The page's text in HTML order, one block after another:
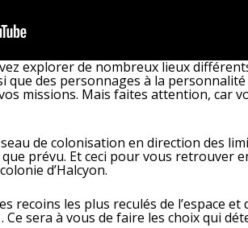
explorer de nombreux lieux
que des personnages à la
missions. Mais faites attention, car
de colonisation en direction des
prévu. Et ceci pour vous retrouver
d’Halcyon.
recoins les plus reculés de l’espace et
sera à vous de faire les choix qui